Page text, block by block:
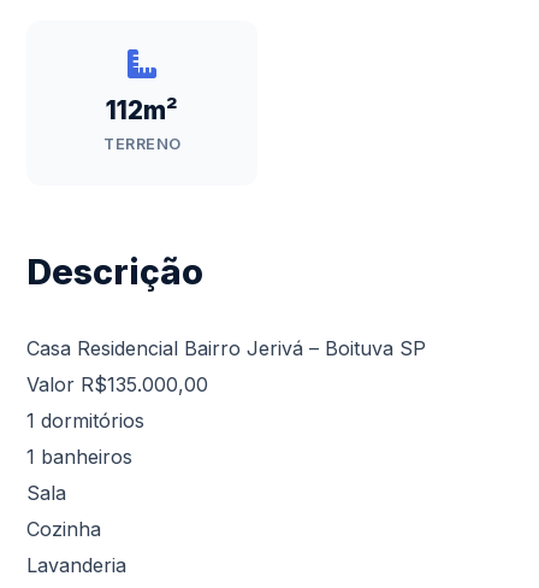
112m²
TERRENO
Descrição
Casa Residencial Bairro Jerivá – Boituva SP
Valor R$135.000,00
1 dormitórios
1 banheiros
Sala
Cozinha
Lavanderia